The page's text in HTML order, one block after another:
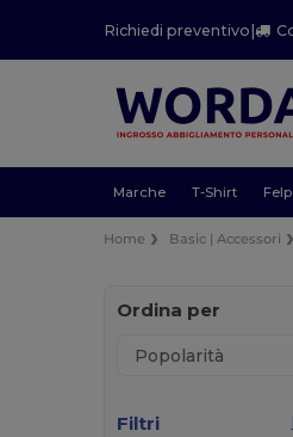
Richiedi preventivo|
Marche T-Shirt
Home Basic | Accessori
Ordina per
Filtri